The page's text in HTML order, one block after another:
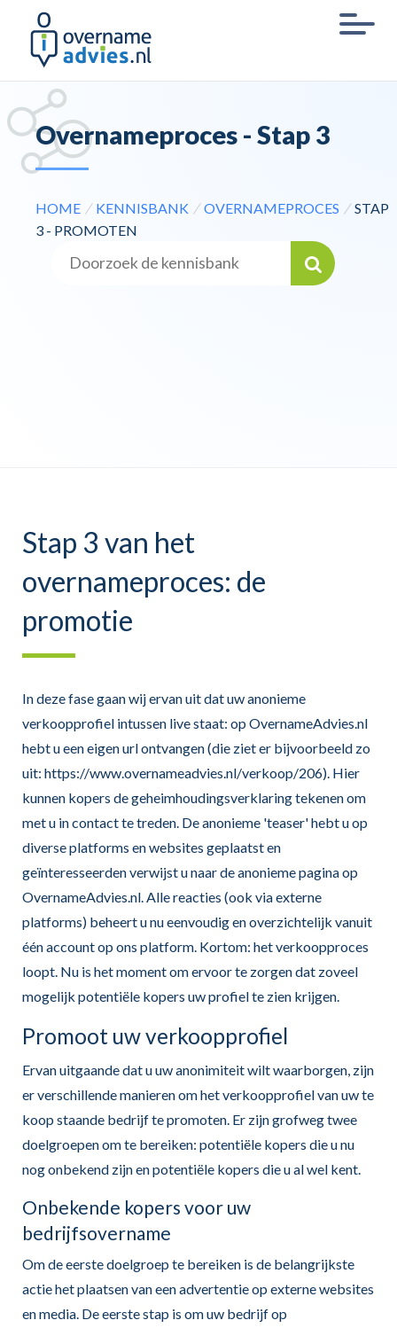
Overnameproces - Stap 3
HOME / KENNISBANK / OVERNAMEPROCES /STAP
3 - PROMOTEN
Stap 3 van het
overnameproces: de
promotie
In deze fase gaan wij ervan uit dat uw anonieme
verkoopprofiel intussen live staat: op OvernameAdvies.nl
hebt u een eigen url ontvangen (die ziet er bijvoorbeeld zo
uit: https://www.overnameadvies.nl/verkoop/206). Hier
kunnen kopers de geheimhoudingsverklaring tekenen om
met u in contact te treden. De anonieme 'teaser' hebt u op
diverse platforms en websites geplaatst en
geïnteresseerden verwijst u naar de anonieme pagina op
OvernameAdvies.nl. Alle reacties (ook via externe
platforms) beheert u nu eenvoudig en overzichtelijk vanuit
één account op ons platform. Kortom: het verkoopproces
loopt. Nu is het moment om ervoor te zorgen dat zoveel
mogelijk potentiële kopers uw profiel te zien krijgen.
Promoot uw verkoopprofiel
Ervan uitgaande dat u uw anonimiteit wilt waarborgen, zijn
er verschillende manieren om het verkoopprofiel van uw te
koop staande bedrijf te promoten. Er zijn grofweg twee
doelgroepen om te bereiken: potentiële kopers die u nu
nog onbekend zijn en potentiële kopers die u al wel kent.
Onbekende kopers voor uw
bedrijfsovername
Om de eerste doelgroep te bereiken is de belangrijkste
actie het plaatsen van een advertentie op externe websites
en media. De eerste stap is om uw bedrijf op